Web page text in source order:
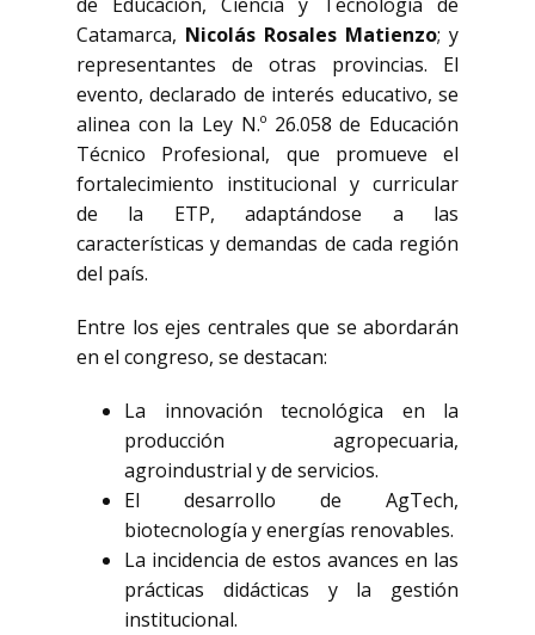
Catamarca, Nicolás Rosales Matienzo; y
representantes de otras provincias. El
evento, declarado de interés educativo, se
alinea con la Ley N.º 26.058 de Educación
Técnico Profesional, que promueve el
fortalecimiento institucional y curricular
de la ETP, adaptándose a las
características y demandas de cada región
del país.
Entre los ejes centrales que se abordarán
en el congreso, se destacan:
La innovación tecnológica en la
producción agropecuaria,
agroindustrial y de servicios.
El desarrollo de AgTech,
biotecnología y energías renovables.
La incidencia de estos avances en las
prácticas didácticas y la gestión
institucional.